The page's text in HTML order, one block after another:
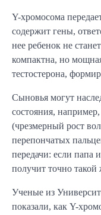
Y-хромосома
содержит гены,
нее ребенок не
компактна, но
тестостерона,
Сыновья могут
состояния,
(чрезмерный рост
перепончатых
передачи: если папа
получит точно такой
Ученые из
показали, как Y-